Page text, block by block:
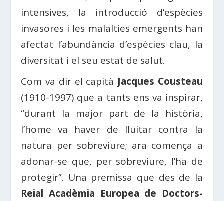
intensives, la introducció d’espècies
invasores i les malalties emergents han
afectat l’abundància d’espècies clau, la
diversitat i el seu estat de salut.
Com va dir el capità Jacques Cousteau
(1910-1997) que a tants ens va inspirar,
“durant la major part de la història,
l’home va haver de lluitar contra la
natura per sobreviure; ara comença a
adonar-se que, per sobreviure, l’ha de
protegir”. Una premissa que des de la
Reial Acadèmia Europea de Doctors-